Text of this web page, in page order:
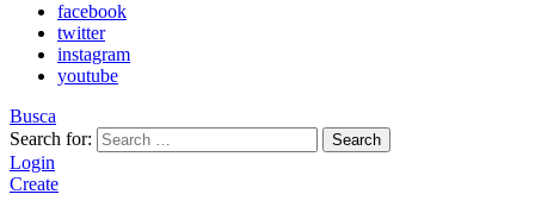
facebook
twitter
instagram
youtube
Busca
Search for:
Search
Login
Create